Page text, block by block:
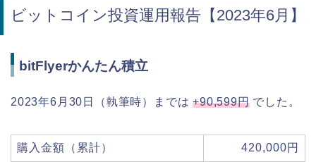
ビットコイン投資運用報告【2023年6月】
bitFlyerかんたん積立
2023年6月30日（執筆時）までは+90,599円でした。
購入金額（累計） 420,000円